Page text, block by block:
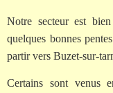
Notre secteur est
quelques bonnes
partir vers Buzet-sur-
Certains sont venus